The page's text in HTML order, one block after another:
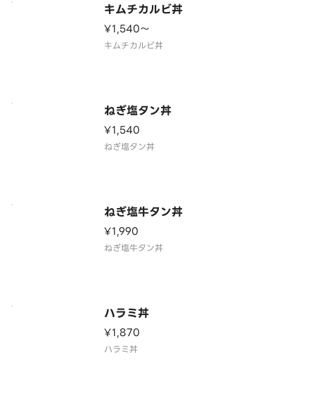
キムチカルビ丼
¥1,540〜
キムチカルビ丼
ねぎ塩タン丼
¥1,540
ねぎ塩タン丼
ねぎ塩牛タン丼
¥1,990
ねぎ塩牛タン丼
ハラミ丼
¥1,870
ハラミ丼